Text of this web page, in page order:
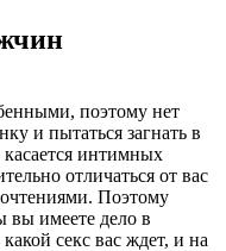
поэтому нет
и пытаться загнать в
интимных
отличаться от вас
Поэтому
вы имеете дело в
секс вас ждет, и на